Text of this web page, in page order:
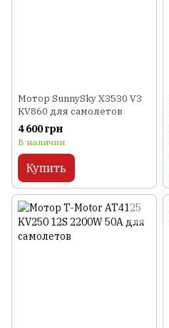
Мотор SunnySky X3530 V3
KV860 для самолетов
4 600 грн
В наличии
Купить